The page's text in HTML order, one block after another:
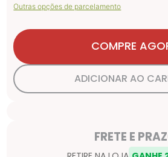
Outras opções de parcelamento
COMPRE
ADICIONAR AO